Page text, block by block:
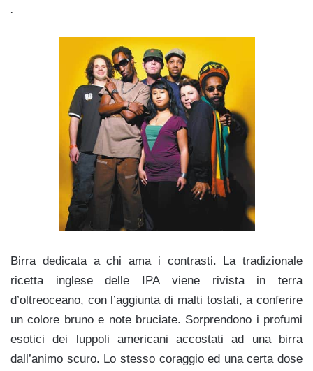
.
Birra dedicata a chi ama i contrasti. La tradizionale
ricetta inglese delle IPA viene rivista in terra
d’oltreoceano, con l’aggiunta di malti tostati, a conferire
un colore bruno e note bruciate. Sorprendono i profumi
esotici dei luppoli americani accostati ad una birra
dall’animo scuro. Lo stesso coraggio ed una certa dose